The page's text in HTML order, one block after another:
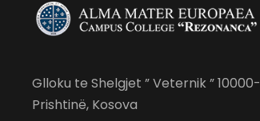
Glloku te Shelgjet ” Veternik ” 10000-
Prishtinë, Kosova